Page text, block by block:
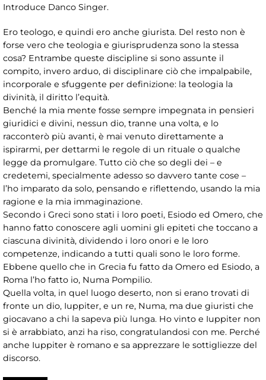
Introduce Danco Singer.
Ero teologo, e quindi ero anche giurista. Del resto non è
forse vero che teologia e giurisprudenza sono la stessa
cosa? Entrambe queste discipline si sono assunte il
compito, invero arduo, di disciplinare ciò che impalpabile,
incorporale e sfuggente per definizione: la teologia la
divinità, il diritto l’equità.
Benché la mia mente fosse sempre impegnata in pensieri
giuridici e divini, nessun dio, tranne una volta, e lo
racconterò più avanti, è mai venuto direttamente a
ispirarmi, per dettarmi le regole di un rituale o qualche
legge da promulgare. Tutto ciò che so degli dei – e
credetemi, specialmente adesso so davvero tante cose –
l’ho imparato da solo, pensando e riflettendo, usando la mia
ragione e la mia immaginazione.
Secondo i Greci sono stati i loro poeti, Esiodo ed Omero, che
hanno fatto conoscere agli uomini gli epiteti che toccano a
ciascuna divinità, dividendo i loro onori e le loro
competenze, indicando a tutti quali sono le loro forme.
Ebbene quello che in Grecia fu fatto da Omero ed Esiodo, a
Roma l’ho fatto io, Numa Pompilio.
Quella volta, in quel luogo deserto, non si erano trovati di
fronte un dio, Iuppiter, e un re, Numa, ma due giuristi che
giocavano a chi la sapeva più lunga. Ho vinto e Iuppiter non
si è arrabbiato, anzi ha riso, congratulandosi con me. Perché
anche Iuppiter è romano e sa apprezzare le sottigliezze del
discorso.